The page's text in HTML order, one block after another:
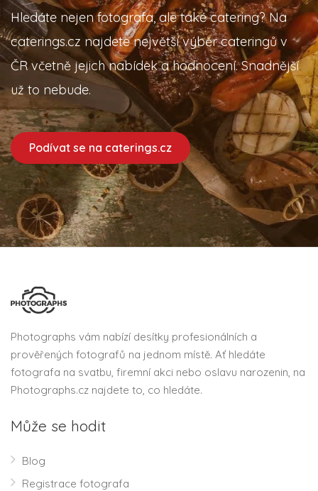
Hledáte nejen fotografa, ale také catering? Na
caterings.cz najdete největší výběr cateringů v
ČR včetně jejich nabídek a hodnocení. Snadnější
už to nebude.
Podívat se na caterings.cz
Photographs vám nabízí desítky profesionálních a
prověřených fotografů na jednom místě. Ať hledáte
fotografa na svatbu, firemní akci nebo oslavu narozenin, na
Photographs.cz najdete to, co hledáte.
Může se hodit
Blog
Registrace fotografa